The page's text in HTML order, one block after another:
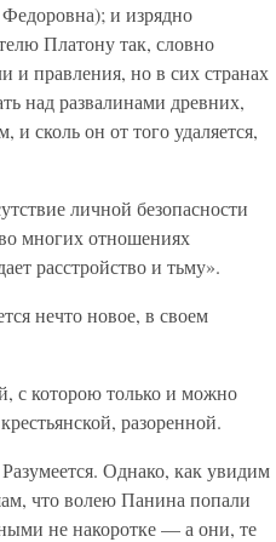
и изрядно
Платону так, словно
и правления, но в сих странах
над развалинами древних,
сколь он от того удаляется,
личной безопасности
многих отношениях
расстройство и тьму».
нечто новое, в своем
с которою только и можно
разоренной.
Однако, как увидим
что волею Панина попали
не накоротке — а они, те